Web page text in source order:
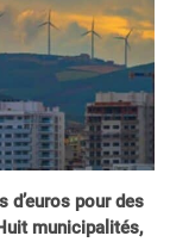
d’euros pour des
municipalités,